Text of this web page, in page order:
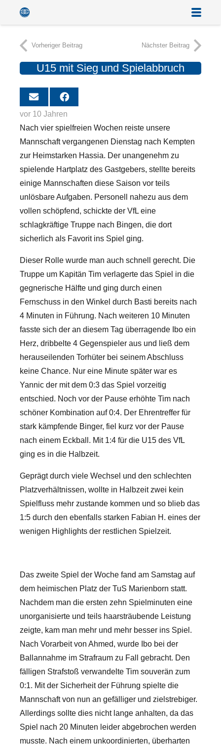
Vorheriger Beitrag Nächster Beitrag
U15 mit Sieg und Spielabbruch
vor 10 Jahren
Nach vier spielfreien Wochen reiste unsere
Mannschaft vergangenen Dienstag nach Kempten
zur Heimstarken Hassia. Der unangenehm zu
spielende Hartplatz des Gastgebers, stellte bereits
einige Mannschaften diese Saison vor teils
unlösbare Aufgaben. Personell nahezu aus dem
vollen schöpfend, schickte der VfL eine
schlagkräftige Truppe nach Bingen, die dort
sicherlich als Favorit ins Spiel ging.
Dieser Rolle wurde man auch schnell gerecht. Die
Truppe um Kapitän Tim verlagerte das Spiel in die
gegnerische Hälfte und ging durch einen
Fernschuss in den Winkel durch Basti bereits nach
4 Minuten in Führung. Nach weiteren 10 Minuten
fasste sich der an diesem Tag überragende Ibo ein
Herz, dribbelte 4 Gegenspieler aus und ließ dem
herauseilenden Torhüter bei seinem Abschluss
keine Chance. Nur eine Minute später war es
Yannic der mit dem 0:3 das Spiel vorzeitig
entschied. Noch vor der Pause erhöhte Tim nach
schöner Kombination auf 0:4. Der Ehrentreffer für
stark kämpfende Binger, fiel kurz vor der Pause
nach einem Eckball. Mit 1:4 für die U15 des VfL
ging es in die Halbzeit.
Geprägt durch viele Wechsel und den schlechten
Platzverhältnissen, wollte in Halbzeit zwei kein
Spielfluss mehr zustande kommen und so blieb das
1:5 durch den ebenfalls starken Fabian H. eines der
wenigen Highlights der restlichen Spielzeit.
Das zweite Spiel der Woche fand am Samstag auf
dem heimischen Platz der TuS Marienborn statt.
Nachdem man die ersten zehn Spielminuten eine
unorganisierte und teils haarsträubende Leistung
zeigte, kam man mehr und mehr besser ins Spiel.
Nach Vorarbeit von Ahmed, wurde Ibo bei der
Ballannahme im Strafraum zu Fall gebracht. Den
fälligen Strafstoß verwandelte Tim souverän zum
0:1. Mit der Sicherheit der Führung spielte die
Mannschaft von nun an gefälliger und zielstrebiger.
Allerdings sollte dies nicht lange anhalten, da das
Spiel nach 20 Minuten leider abgebrochen werden
musste. Nach einem unkoordinierten, überharten